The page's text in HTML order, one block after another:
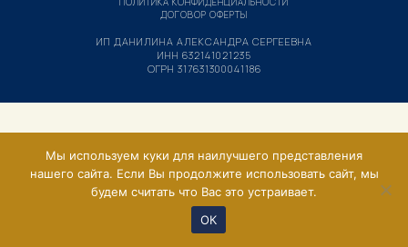
ИП ДАНИЛИНА АЛЕКСАНДРА СЕРГЕЕВНА
ИНН 632141021235
ОГРН 317631300041186
ДОГОВОР ОФЕРТЫ
Мы используем куки для наилучшего представления
нашего сайта. Если Вы продолжите использовать сайт, мы
будем считать что Вас это устраивает.
ОК